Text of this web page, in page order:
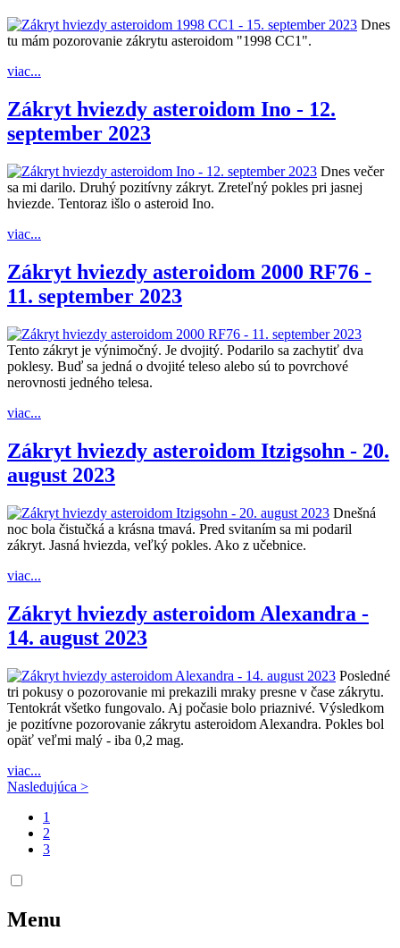
Dnes
tu mám pozorovanie zákrytu asteroidom "1998 CC1".
viac...
Zákryt hviezdy asteroidom Ino - 12.
september 2023
Dnes večer
sa mi darilo. Druhý pozitívny zákryt. Zreteľný pokles pri jasnej
hviezde. Tentoraz išlo o asteroid Ino.
viac...
Zákryt hviezdy asteroidom 2000 RF76 -
11. september 2023
Tento zákryt je výnimočný. Je dvojitý. Podarilo sa zachytiť dva
poklesy. Buď sa jedná o dvojité teleso alebo sú to povrchové
nerovnosti jedného telesa.
viac...
Zákryt hviezdy asteroidom Itzigsohn - 20.
august 2023
Dnešná
noc bola čistučká a krásna tmavá. Pred svitaním sa mi podaril
zákryt. Jasná hviezda, veľký pokles. Ako z učebnice.
viac...
Zákryt hviezdy asteroidom Alexandra -
14. august 2023
Posledné
tri pokusy o pozorovanie mi prekazili mraky presne v čase zákrytu.
Tentokrát všetko fungovalo. Aj počasie bolo priaznivé. Výsledkom
je pozitívne pozorovanie zákrytu asteroidom Alexandra. Pokles bol
opäť veľmi malý - iba 0,2 mag.
viac...
Nasledujúca >
1
2
3
Menu